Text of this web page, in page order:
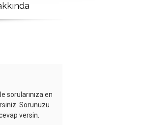
sorularınıza en
Sorunuzu
versin.